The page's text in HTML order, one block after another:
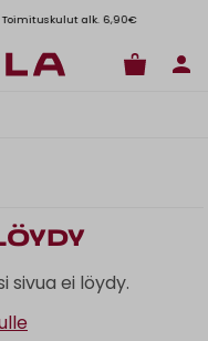
alk. 6,90€
ei löydy.